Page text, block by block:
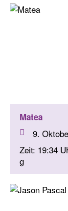
Matea
9.
Zeit: 19:34
g